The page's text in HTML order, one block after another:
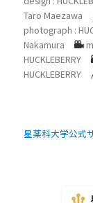
Taro Maezawa
photograph :
Nakamura
HUCKLEBERRY
HUCKLEBERRY
星薬科大学公式